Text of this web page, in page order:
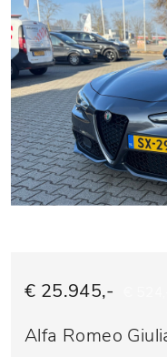
€ 25.945,-
Alfa Romeo